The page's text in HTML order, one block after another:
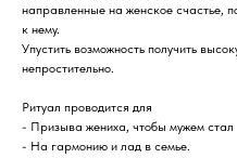
направленные на женское счастье,
к нему.
Упустить возможность получить
непростительно.
Ритуал проводится для
- Призыва жениха, чтобы мужем стал
- На гармонию и лад в семье.